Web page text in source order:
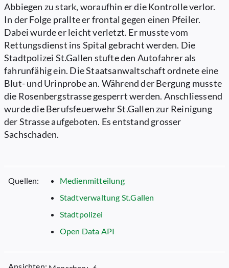
Abbiegen zu stark, woraufhin er die Kontrolle verlor.
In der Folge prallte er frontal gegen einen Pfeiler.
Dabei wurde er leicht verletzt. Er musste vom
Rettungsdienst ins Spital gebracht werden. Die
Stadtpolizei St.Gallen stufte den Autofahrer als
fahrunfähig ein. Die Staatsanwaltschaft ordnete eine
Blut- und Urinprobe an. Während der Bergung musste
die Rosenbergstrasse gesperrt werden. Anschliessend
wurde die Berufsfeuerwehr St.Gallen zur Reinigung
der Strasse aufgeboten. Es entstand grosser
Sachschaden.
Quellen:
Medienmitteilung
Stadtverwaltung St.Gallen
Stadtpolizei
Open Data API